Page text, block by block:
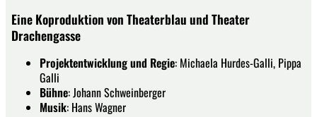
Eine Koproduktion von Theaterblau und Theater
Drachengasse
Projektentwicklung und Regie: Michaela Hurdes-Galli, Pippa
Galli
Bühne: Johann Schweinberger
Musik: Hans Wagner